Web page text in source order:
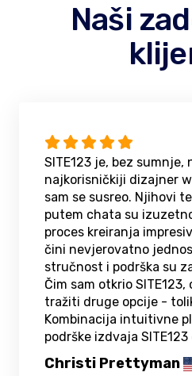
Naši
SITE123 je, bez
najkorisničkiji dizajner
sam se susreo. Njihovi
putem chata su
proces kreiranja
čini nevjerovatno
stručnost i podrška su
Čim sam otkrio
tražiti druge opcije -
Kombinacija intuitivne
podrške izdvaja
Christi Prettyman